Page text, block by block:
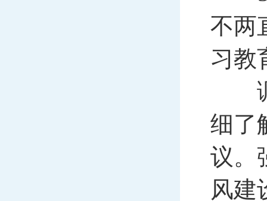
不两
习教
调
细了
议。
风建